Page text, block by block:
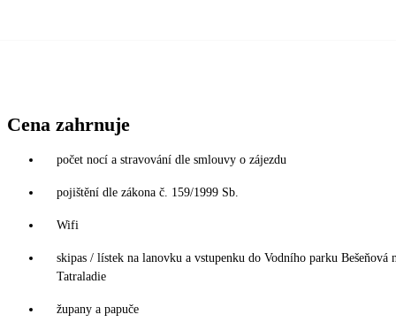
Cena zahrnuje
počet nocí a stravování dle smlouvy o zájezdu
pojištění dle zákona č. 159/1999 Sb.
Wifi
skipas / lístek na lanovku a vstupenku do Vodního parku Bešeňová
Tatraladie
župany a papuče